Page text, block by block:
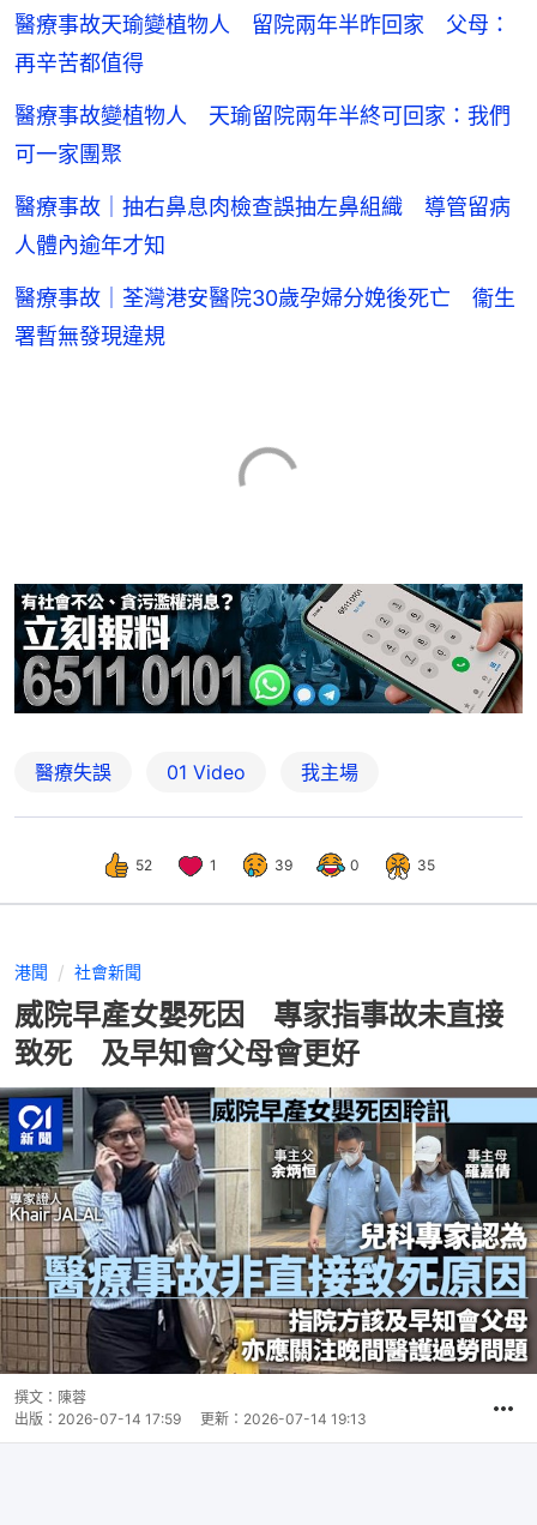
醫療事故天瑜變植物人 留院兩年半昨回家 父母：
再辛苦都值得
醫療事故變植物人 天瑜留院兩年半終可回家：我們
可一家團聚
醫療事故｜抽右鼻息肉檢查誤抽左鼻組織 導管留病
人體內逾年才知
醫療事故｜荃灣港安醫院30歲孕婦分娩後死亡 衞生
署暫無發現違規
醫療失誤 01 Video 我主場
52 1 39 0 35
港聞 社會新聞
威院早產女嬰死因 專家指事故未直接
致死 及早知會父母會更好
撰文： 陳蓉
出版： 2026-07-14 17:59 更新： 2026-07-14 19:13